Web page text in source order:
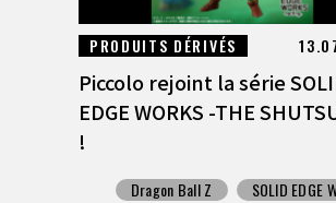
PRODUITS DÉRIVÉS
Piccolo rejoint la série
EDGE WORKS -THE
!
Dragon Ball Z
SOLID EDGE